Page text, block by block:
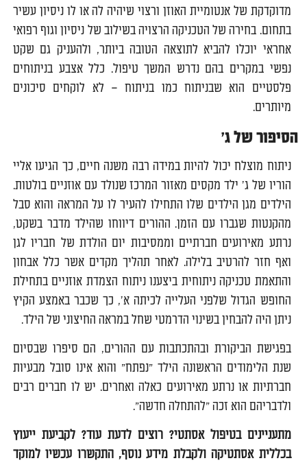
מדוקדקת של אנטומיית האוזן ורצוי שיהיה לה או לו ניסיון עשיר
בתחום. בחירה של הטכניקה הרצויה בשילוב של ניסיון וגוף רפואי
אחראי יוכלו להביא לתוצאה הטובה ביותר, ולהעניק גם שקט
נפשי במקרים בהם נדרש המשך טיפול. כלל אצבע בניתוחים
פלסטיים הוא שבניתוח כמו בניתוח – לא לוקחים סיכונים
מיותרים.
הסיפור של ג'
ניתוח מוצלח יכול להיות במידה רבה משנה חיים, כך הגיעו אליי
הוריו של ג' ילד מקסים מאזור המרכז שנולד עם אוזניים בולטות.
הילדים מגן הילדים שלו התחילו להעיר לו על המראה והוא סבל
מהקנטות שגברו עם הזמן. ההורים דיווחו שהילד מדבר בשקט,
נרתע מאירועים חברתיים וממסיבות יום הולדת של חבריו לגן
ואף חזר להרטיב בלילה. לאחר תהליך מקדים אשר כלל אבחון
והתאמת טכניקה ניתוחית ביצענו ניתוח הצמדת אוזניים בתחילת
החופש הגדול שלפני העלייה לכיתה א', כך שכבר באמצע הקיץ
ניתן היה להבחין בשינוי הדרמטי שחל במראה החיצוני של הילד.
בפגישת הביקורת ובהתכתבות עם ההורים, הם סיפרו שבסיום
שנת הלימודים הראשונה הילד "נפתח" והוא אינו סובל מבעיות
חברתיות או נרתע מאירועים כאלה ואחרים. יש לו חברים רבים
ולדבריהם הוא זכה "להתחלה חדשה".
מתעניינים בטיפול אסתטי? רוצים לדעת עוד? לקביעת ייעוץ
בכללית אסתטיקה ולקבלת מידע נוסף, התקשרו עכשיו למוקד